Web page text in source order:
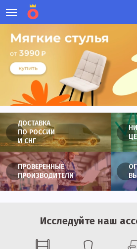
ДОСТАВКА
ПО РОССИИ
И СНГ
ПРОВЕРЕННЫЕ
ПРОИЗВОДИТЕЛИ
Исследуйте наш